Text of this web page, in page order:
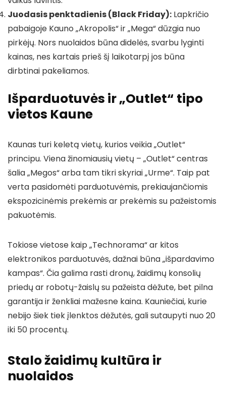
Juodasis penktadienis (Black Friday): Lapkričio
pabaigoje Kauno „Akropolis“ ir „Mega“ dūzgia nuo
pirkėjų. Nors nuolaidos būna didelės, svarbu lyginti
kainas, nes kartais prieš šį laikotarpį jos būna
dirbtinai pakeliamos.
Išparduotuvės ir „Outlet“ tipo
vietos Kaune
Kaunas turi keletą vietų, kurios veikia „Outlet“
principu. Viena žinomiausių vietų – „Outlet“ centras
šalia „Megos“ arba tam tikri skyriai „Urme“. Taip pat
verta pasidomėti parduotuvėmis, prekiaujančiomis
ekspozicinėmis prekėmis ar prekėmis su pažeistomis
pakuotėmis.
Tokiose vietose kaip „Technorama“ ar kitos
elektronikos parduotuvės, dažnai būna „išpardavimo
kampas“. Čia galima rasti dronų, žaidimų konsolių
priedų ar robotų-žaislų su pažeista dėžute, bet pilna
garantija ir ženkliai mažesne kaina. Kauniečiai, kurie
nebijo šiek tiek įlenktos dėžutės, gali sutaupyti nuo 20
iki 50 procentų.
Stalo žaidimų kultūra ir
nuolaidos